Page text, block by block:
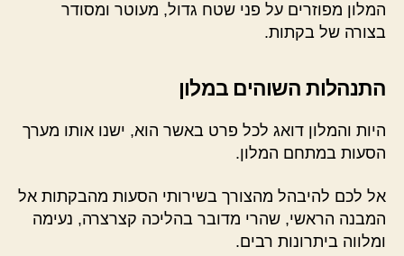
המלון מפוזרים על פני שטח גדול, מעוטר ומסודר
בצורה של בקתות.
התנהלות השוהים במלון
היות והמלון דואג לכל פרט באשר הוא, ישנו אותו מערך
הסעות במתחם המלון.
אל לכם להיבהל מהצורך בשירותי הסעות מהבקתות אל
המבנה הראשי, שהרי מדובר בהליכה קצרצרה, נעימה
ומלווה ביתרונות רבים.